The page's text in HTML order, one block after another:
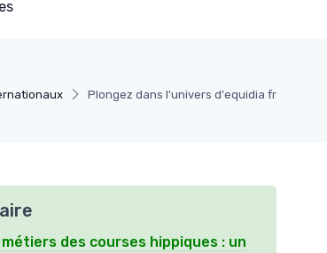
Plongez dans l'univers d'equidia fr
métiers des courses hippiques : un